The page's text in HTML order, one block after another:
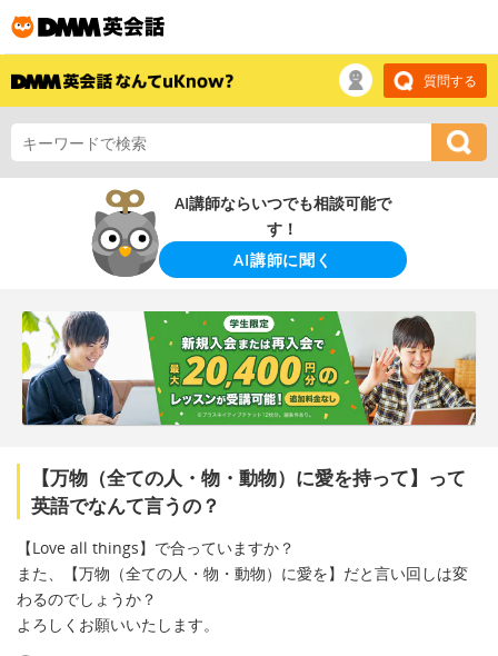
質問する
AI講師ならいつでも相談可能で
す！
AI講師に聞く
【万物（全ての人・物・動物）に愛を持って】って
英語でなんて言うの？
【Love all things】で合っていますか？
また、【万物（全ての人・物・動物）に愛を】だと言い回しは変
わるのでしょうか？
よろしくお願いいたします。